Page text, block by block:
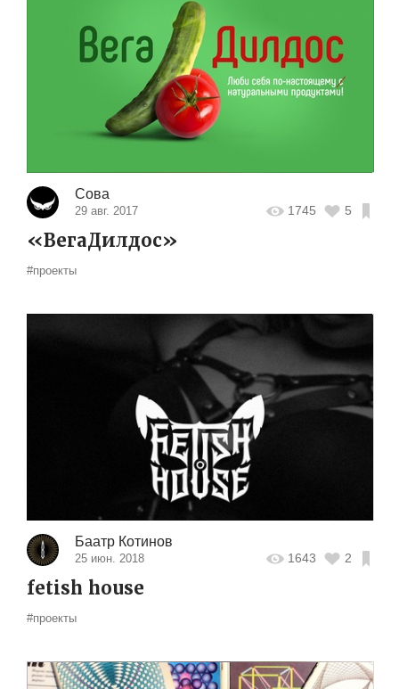
Сова
29 авг. 2017 1745 5
«ВегаДилдос»
#проекты
Баатр Котинов
25 июн. 2018 1643 2
fetish house
#проекты